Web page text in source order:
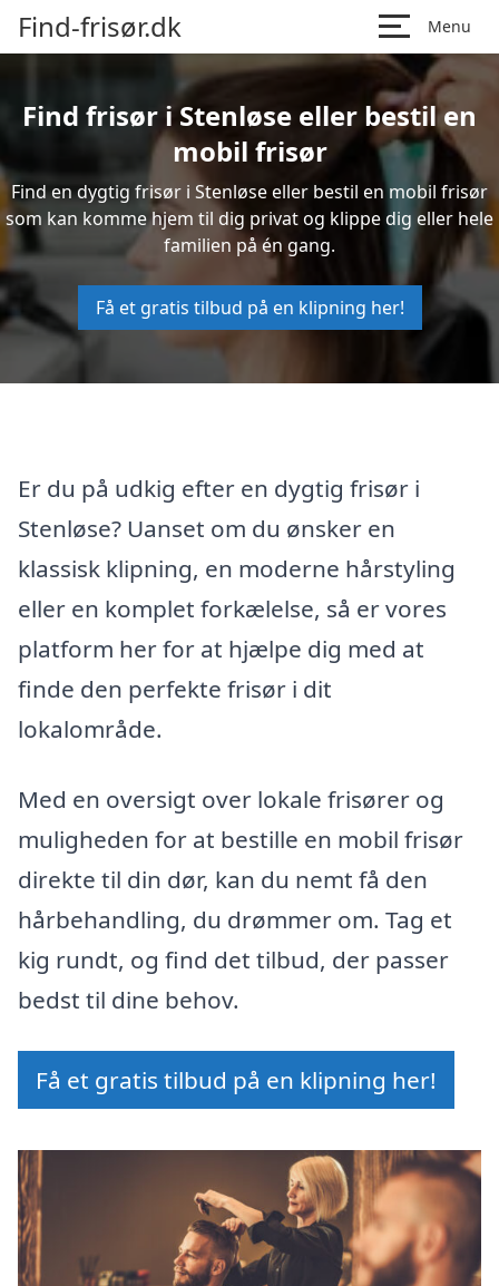
Find-frisør.dk Menu
Find frisør i Stenløse eller bestil en
mobil frisør
Find en dygtig frisør i Stenløse eller bestil en mobil frisør
som kan komme hjem til dig privat og klippe dig eller hele
familien på én gang.
Få et gratis tilbud på en klipning her!
Er du på udkig efter en dygtig frisør i
Stenløse? Uanset om du ønsker en
klassisk klipning, en moderne hårstyling
eller en komplet forkælelse, så er vores
platform her for at hjælpe dig med at
finde den perfekte frisør i dit
lokalområde.
Med en oversigt over lokale frisører og
muligheden for at bestille en mobil frisør
direkte til din dør, kan du nemt få den
hårbehandling, du drømmer om. Tag et
kig rundt, og find det tilbud, der passer
bedst til dine behov.
Få et gratis tilbud på en klipning her!